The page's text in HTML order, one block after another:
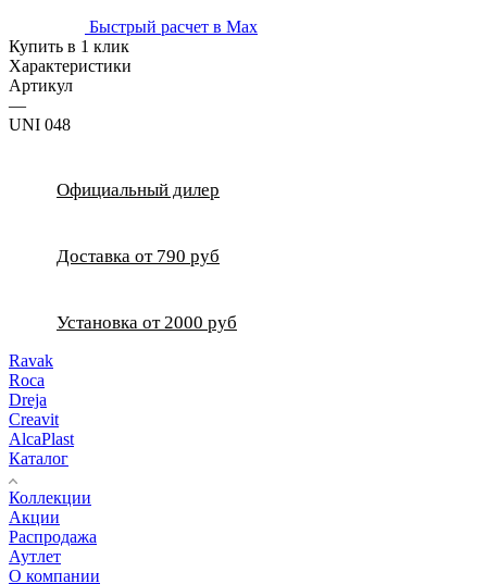
Быстрый расчет в Max
Купить в 1 клик
Характеристики
Артикул
—
UNI 048
Официальный дилер
Доставка от 790 руб
Установка от 2000 руб
Ravak
Roca
Dreja
Creavit
AlcaPlast
Каталог
Коллекции
Акции
Распродажа
Аутлет
О компании